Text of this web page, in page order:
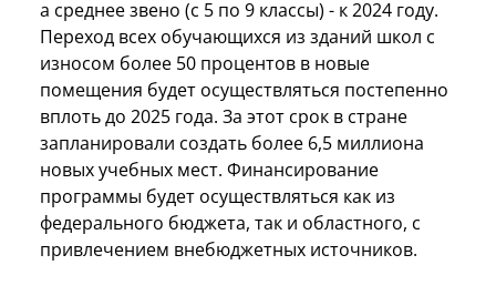
а среднее звено (с 5 по 9 классы) - к 2024 году.
Переход всех обучающихся из зданий школ с
износом более 50 процентов в новые
помещения будет осуществляться постепенно
вплоть до 2025 года. За этот срок в стране
запланировали создать более 6,5 миллиона
новых учебных мест. Финансирование
программы будет осуществляться как из
федерального бюджета, так и областного, с
привлечением внебюджетных источников.